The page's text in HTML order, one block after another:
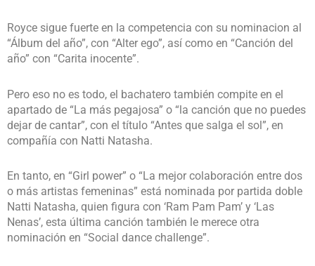
Royce sigue fuerte en la competencia con su nominacion al
“Álbum del año”, con “Alter ego”, así como en “Canción del
año” con “Carita inocente”.
Pero eso no es todo, el bachatero también compite en el
apartado de “La más pegajosa” o “la canción que no puedes
dejar de cantar”, con el título “Antes que salga el sol”, en
compañía con Natti Natasha.
En tanto, en “Girl power” o “La mejor colaboración entre dos
o más artistas femeninas” está nominada por partida doble
Natti Natasha, quien figura con ‘Ram Pam Pam’ y ‘Las
Nenas’, esta última canción también le merece otra
nominación en “Social dance challenge”.